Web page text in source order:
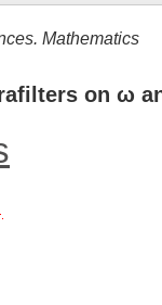
Mathematics
on ω